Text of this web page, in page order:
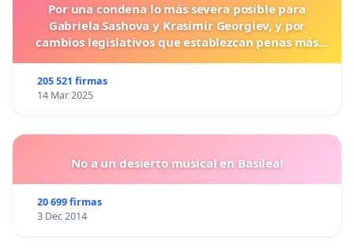
Por una condena lo más severa posible para
Gabriela Sashova y Krasimir Georgiev, y por
cambios legislativos que establezcan penas más
205 521 firmas
14 Mar 2025
No a un desierto musical en Basilea!
20 699 firmas
3 Dec 2014